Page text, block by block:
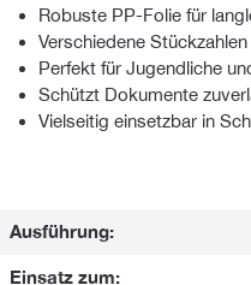
Robuste PP-Folie für
Verschiedene
Perfekt für Jugendliche
Schützt Dokumente
Vielseitig einsetzbar in
Ausführung:
Einsatz zum: